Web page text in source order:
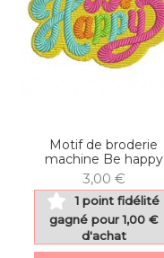
Motif de broderie
machine Be happy
3,00 €
1 point fidélité
gagné pour 1,00 €
d'achat